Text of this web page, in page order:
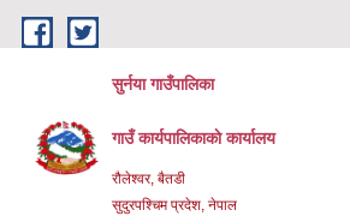
Skip to main content
सुर्नया गाउँपालिका
गाउँ कार्यपालिकाकाे कार्यालय
रौलेश्वर, बैतडी
सुदुरपश्चिम प्रदेश, नेपाल